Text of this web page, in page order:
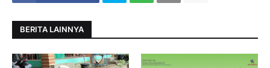
BERITA LAINNYA